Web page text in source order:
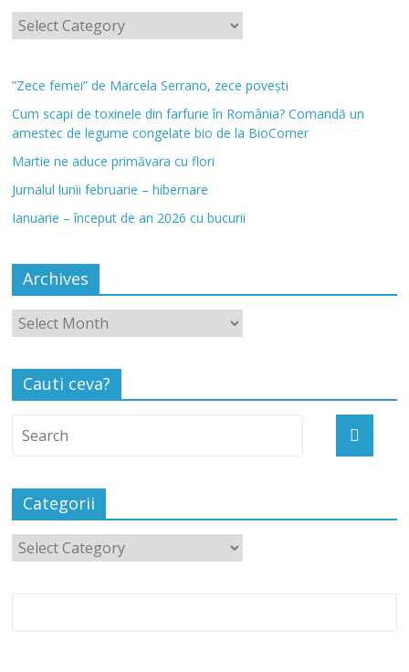
”Zece femei” de Marcela Serrano, zece povești
Cum scapi de toxinele din farfurie în România? Comandă un
amestec de legume congelate bio de la BioCorner
Martie ne aduce primăvara cu flori
Jurnalul lunii februarie – hibernare
Ianuarie – început de an 2026 cu bucurii
Archives
Cauti ceva?
Categorii